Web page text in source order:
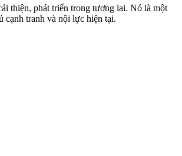
thiện, phát triển trong tương lai. Nó là một
cạnh tranh và nội lực hiện tại.